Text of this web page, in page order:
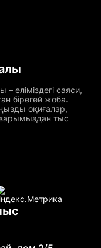
еліміздегі саяси,
бірегей жоба.
оқиғалар,
тыс